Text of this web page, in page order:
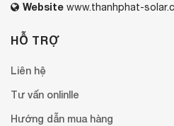
Website www.thanhphat-
HỖ TRỢ
Liên hệ
Tư vấn onlinlle
Hướng dẫn mua hàng